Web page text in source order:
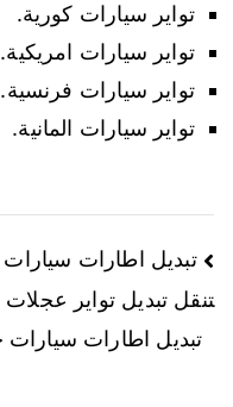
تواير سيارات كورية.
تواير سيارات امريكية.
تواير سيارات فرنسية.
تواير سيارات المانية.
تصفّح
المقالات
تنقل تبديل تواير عجلات